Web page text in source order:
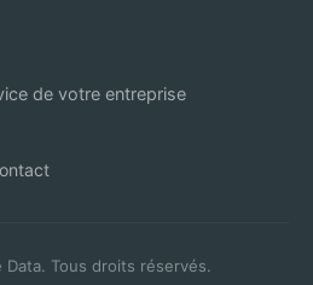
de votre entreprise
Tous droits réservés.